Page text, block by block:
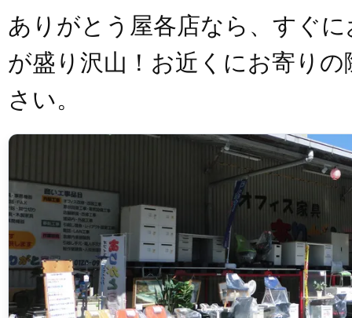
ありがとう屋各店なら、すぐ
が盛り沢山！お近くにお寄り
さい。